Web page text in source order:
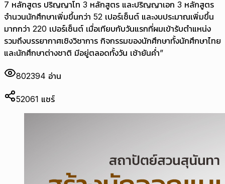
7 หลักสูตร ปริญญาโท 3 หลักสูตร และปริญญาเอก 3 หลักสูตร
จำนวนนักศึกษาเพิ่มขึ้นกว่า 52 เปอร์เซ็นต์ และงบประมาณเพิ่มขึ้น
มากกว่า 220 เปอร์เซ็นต์ เมื่อเทียบกับวันแรกที่ผมเข้ารับตำแหน่ง
รวมถึงบรรยากาศเชิงวิชาการ กิจกรรมของนักศึกษาทั้งนักศึกษาไทย
และนักศึกษาต่างชาติ มีอยู่ตลอดทั้งวัน เช้ายันค่ำ”
802394 อ่าน
52061 แชร์